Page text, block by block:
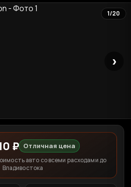
›
1/20
₽ Отличная цена
авто со всеми расходами до
Владивостока